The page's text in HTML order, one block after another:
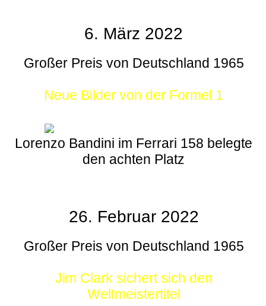
6. März 2022
Großer Preis von Deutschland 1965
Neue Bilder von der Formel 1
Lorenzo Bandini im Ferrari 158 belegte
den achten Platz
26. Februar 2022
Großer Preis von Deutschland 1965
Jim Clark sichert sich den
Weltmeistertitel